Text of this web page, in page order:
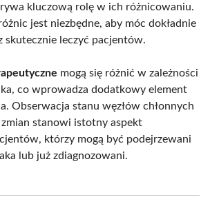
kluczową rolę w ich różnicowaniu.
jest niezbędne, aby móc dokładnie
skutecznie leczyć pacjentów.
mogą się różnić w zależności
co wprowadza dodatkowy element
Obserwacja stanu węzłów chłonnych
stanowi istotny aspekt
którzy mogą być podejrzewani
lub już zdiagnozowani.